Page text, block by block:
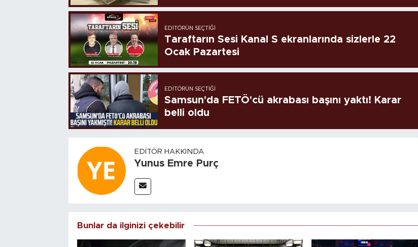
EDITÖRÜN SEÇTIĞI
Taraftarın Sesi Kanal S ekranlarında sizlerle 22
Ocak Pazartesi
EDITÖRÜN SEÇTIĞI
Samsun'da FETÖ'cü akrabası başını yaktı! Karar
belli oldu
EDITÖR HAKKINDA
Yunus Emre Purç
Bunlar da ilginizi çekebilir